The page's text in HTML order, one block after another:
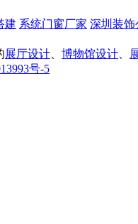
建 系统门窗厂家 深圳装饰
展厅设计 博物馆设计
号-5